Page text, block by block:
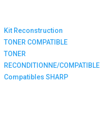
Kit Reconstruction
TONER COMPATIBLE
TONER
RECONDITIONNE/COMPATIBLE
Compatibles SHARP